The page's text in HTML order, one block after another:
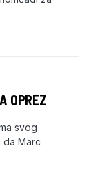
OPREZ
svog
da Marc